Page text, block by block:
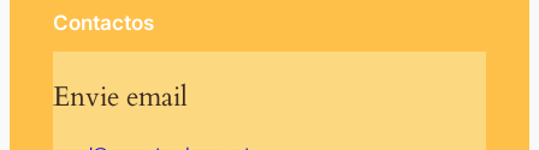
Contactos
Envie email